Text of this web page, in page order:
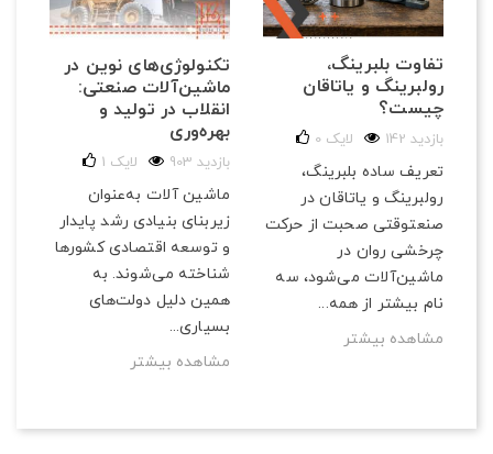
تکنولوژی‌های نوین در
ماشین‌آلات صنعتی:
انقلاب در تولید و
بهره‌وری
903 بازدید 1 لایک
ماشین آلات به‌عنوان
زیربنای بنیادی رشد پایدار
و توسعه اقتصادی کشورها
شناخته می‌شوند. به
همین دلیل دولت‌های
بسیاری...
مشاهده بیشتر
تفاوت بلبرینگ،
رولبرینگ و یاتاقان
چیست؟
142 بازدید 0 لایک
تعریف ساده بلبرینگ،
رولبرینگ و یاتاقان در
صنعتوقتی صحبت از حرکت
چرخشی روان در
ماشین‌آلات می‌شود، سه
نام بیشتر از همه...
مشاهده بیشتر